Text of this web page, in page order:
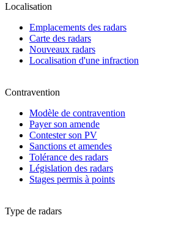
Localisation
Emplacements des radars
Carte des radars
Nouveaux radars
Localisation d'une infraction
Contravention
Modèle de contravention
Payer son amende
Contester son PV
Sanctions et amendes
Tolérance des radars
Législation des radars
Stages permis à points
Type de radars